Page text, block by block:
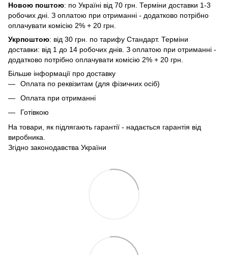
Новою поштою: по Україні від 70 грн. Терміни доставки 1-3
робочих дні. З оплатою при отриманні - додатково потрібно
оплачувати комісію 2% + 20 грн.
Укрпоштою: від 30 грн. по тарифу Стандарт. Терміни
доставки: від 1 до 14 робочих днів. З оплатою при отриманні -
додатково потрібно оплачувати комісію 2% + 20 грн.
Більше інформації про доставку
Оплата по реквізитам (для фізичних осіб)
Оплата при отриманні
Готівкою
На товари, як підлягають гарантії - надається гарантія від
виробника.
Згідно законодавства України